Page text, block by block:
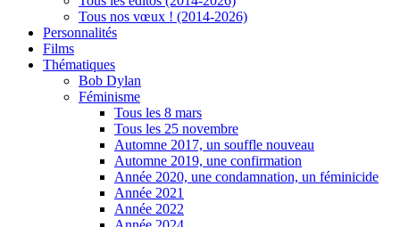
Tous nos vœux ! (2014-2026)
Personnalités
Films
Thématiques
Bob Dylan
Féminisme
Tous les 8 mars
Tous les 25 novembre
Automne 2017, un souffle nouveau
Automne 2019, une confirmation
Année 2020, une condamnation, un féminicide
Année 2021
Année 2022